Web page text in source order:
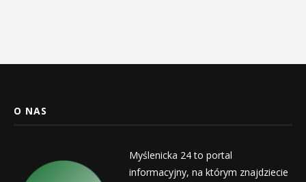
O NAS
Myślenicka 24 to portal
informacyjny, na którym znajdziecie